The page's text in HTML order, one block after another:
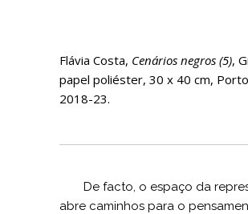
Flávia Costa, Cenários negros (5),
papel poliéster, 30 x 40 cm,
2018-23.
De facto, o espaço da
abre caminhos para o